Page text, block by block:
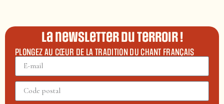
La newsletter du terroir !
PLONGEZ AU CŒUR DE LA TRADITION DU CHANT FRANÇAIS